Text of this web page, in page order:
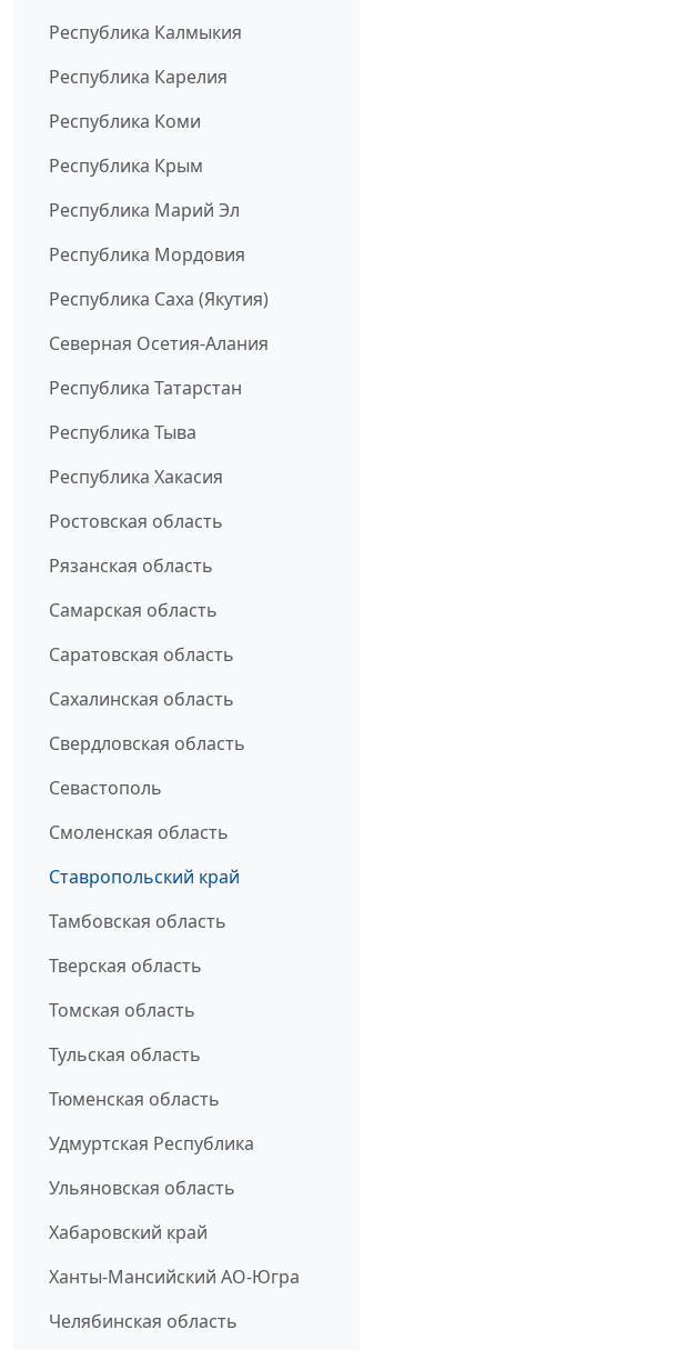
Республика Калмыкия
Республика Карелия
Республика Коми
Республика Крым
Республика Марий Эл
Республика Мордовия
Республика Саха (Якутия)
Северная Осетия-Алания
Республика Татарстан
Республика Тыва
Республика Хакасия
Ростовская область
Рязанская область
Самарская область
Саратовская область
Сахалинская область
Свердловская область
Севастополь
Смоленская область
Ставропольский край
Тамбовская область
Тверская область
Томская область
Тульская область
Тюменская область
Удмуртская Республика
Ульяновская область
Хабаровский край
Ханты-Мансийский АО-Югра
Челябинская область